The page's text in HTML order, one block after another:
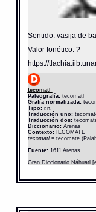
Sentido: vasija de
Valor fonético: ?
https://
tecomatl
Paleografía:tecomatl
Grafía normalizada:
Tipo:r.n.
Traducción uno:
Traducción dos:
Diccionario: Arenas
Contexto:TECOMATE
tecomatl = tecomate
Fuente:1611 Arenas
Gran Diccionario Náhuatl